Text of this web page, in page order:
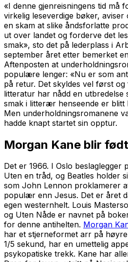
«I denne gjenreisningens tid må
virkelig leseverdige bøker, aviser
en skam at slike åndsforlatte
ut over landet og forderve det
smak», sto det på lederplass i
september året etter bemerket
Aftenposten at
populære lenger: «Nu er som
på retur. Det skyldes vel først
litteratur har nådd en utbredelse
smak i litterær henseende er blitt
Men underholdningsromanene
hadde knapt startet sin opptur.
Morgan Kane blir født
Det er 1966. I Oslo beslaglegger
Uten en tråd, og Beatles holder
som John Lennon proklamerer
populær enn Jesus. Det er året
egen westernhelt. Louis
og Uten Nåde er navnet på
for denne antihelten. Morgan
har et stjerneformet arr på
1/5 sekund, har en umettelig
psykopatiske trekk. Kane har